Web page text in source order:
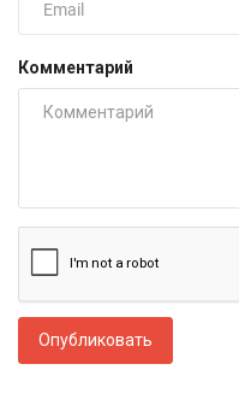
Комментарий
Опубликовать